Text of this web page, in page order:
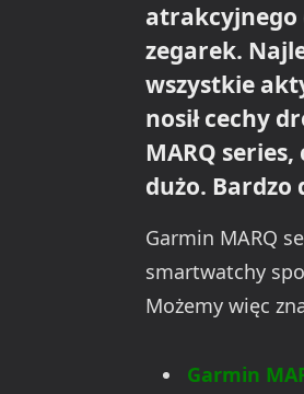
atrakcyjnego
zegarek.
wszystkie
nosił cechy
MARQ
dużo. Bardzo
Garmin MARQ
smartwatchy
Możemy więc
Garmin